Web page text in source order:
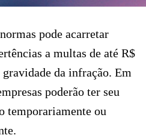
pode acarretar
a multas de até R$
da infração. Em
poderão ter seu
temporariamente ou